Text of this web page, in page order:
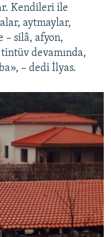
Kendileri ile
aytmaylar,
– silâ, afyon,
devamında,
– dedi İlyas.